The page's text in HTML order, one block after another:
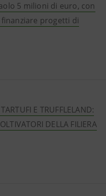
5 milioni di euro, con
finanziare progetti di
E TRUFFLELAND:
DELLA FILIERA